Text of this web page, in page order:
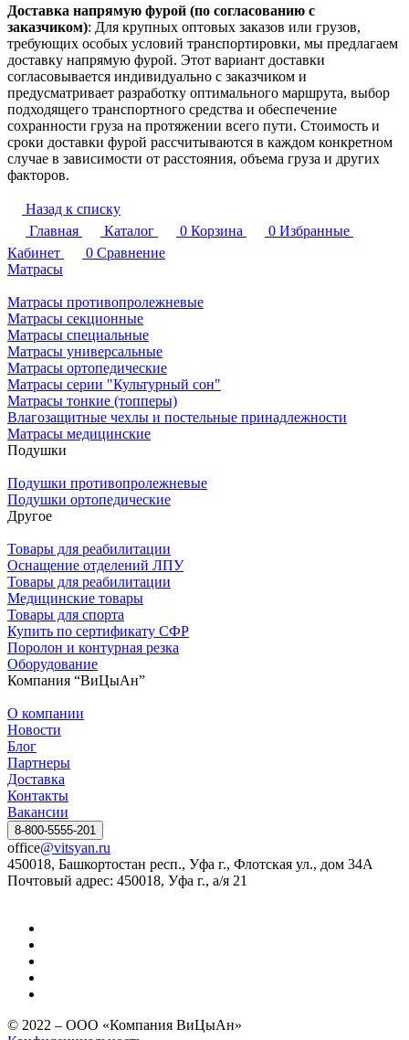
Доставка напрямую фурой (по согласованию с
заказчиком): Для крупных оптовых заказов или грузов,
требующих особых условий транспортировки, мы предлагаем
доставку напрямую фурой. Этот вариант доставки
согласовывается индивидуально с заказчиком и
предусматривает разработку оптимального маршрута, выбор
подходящего транспортного средства и обеспечение
сохранности груза на протяжении всего пути. Стоимость и
сроки доставки фурой рассчитываются в каждом конкретном
случае в зависимости от расстояния, объема груза и других
факторов.
Назад к списку
Главная
Каталог 0 Корзина 0 Избранные
Кабинет
0 Сравнение
Матрасы
Матрасы противопролежневые
Матрасы секционные
Матрасы специальные
Матрасы универсальные
Матрасы ортопедические
Матрасы серии "Культурный сон"
Матрасы тонкие (топперы)
Влагозащитные чехлы и постельные принадлежности
Матрасы медицинские
Подушки
Подушки противопролежневые
Подушки ортопедические
Другое
Товары для реабилитации
Оснащение отделений ЛПУ
Товары для реабилитации
Медицинские товары
Товары для спорта
Купить по сертификату СФР
Поролон и контурная резка
Оборудование
Компания “ВиЦыАн”
О компании
Новости
Блог
Партнеры
Доставка
Контакты
Вакансии
8-800-5555-201
office@vitsyan.ru
450018, Башкортостан респ., Уфа г., Флотская ул., дом 34А
Почтовый адрес: 450018, Уфа г., а/я 21
© 2022 – ООО «Компания ВиЦыАн»